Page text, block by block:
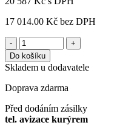
17 014.00 Kč bez DPH
-
+
Do košíku
Skladem u dodavatele
Doprava zdarma
Před dodáním zásilky
tel. avizace kurýrem